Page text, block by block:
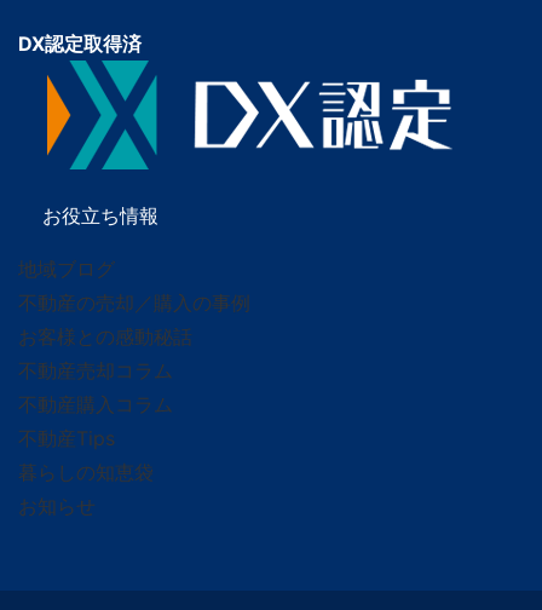
DX認定取得済
お役立ち情報
地域ブログ
不動産の売却／購入の事例
お客様との感動秘話
不動産売却コラム
不動産購入コラム
不動産Tips
暮らしの知恵袋
お知らせ